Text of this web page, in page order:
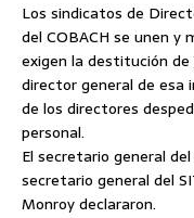
Los sindicatos de
del COBACH se unen y
exigen la destitución de
director general de esa
de los directores
personal.
El secretario general
secretario general del
Monroy declararon.